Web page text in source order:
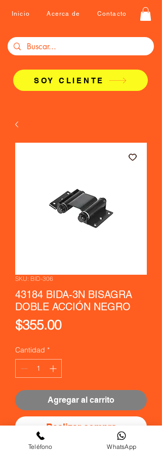
Inicio Acerca de Contacto
SOY CLIENTE
SKU: BID-306
43184 BIDA-3N BISAGRA
DOBLE ACCIÓN NEGRO
$355.00Precio
Cantidad *
Agregar al carrito
Realizar compra
Teléfono WhatsApp